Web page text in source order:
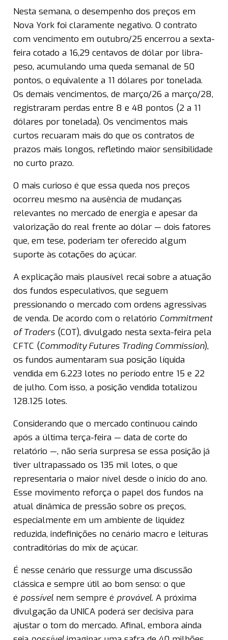
Nesta semana, o desempenho dos preços em
Nova York foi claramente negativo. O contrato
com vencimento em outubro/25 encerrou a sexta-
feira cotado a 16,29 centavos de dólar por libra-
peso, acumulando uma queda semanal de 50
pontos, o equivalente a 11 dólares por tonelada.
Os demais vencimentos, de março/26 a março/28,
registraram perdas entre 8 e 48 pontos (2 a 11
dólares por tonelada). Os vencimentos mais
curtos recuaram mais do que os contratos de
prazos mais longos, refletindo maior sensibilidade
no curto prazo.
O mais curioso é que essa queda nos preços
ocorreu mesmo na ausência de mudanças
relevantes no mercado de energia e apesar da
valorização do real frente ao dólar — dois fatores
que, em tese, poderiam ter oferecido algum
suporte às cotações do açúcar.
A explicação mais plausível recai sobre a atuação
dos fundos especulativos, que seguem
pressionando o mercado com ordens agressivas
de venda. De acordo com o relatório Commitment
of Traders (COT), divulgado nesta sexta-feira pela
CFTC (Commodity Futures Trading Commission),
os fundos aumentaram sua posição líquida
vendida em 6.223 lotes no período entre 15 e 22
de julho. Com isso, a posição vendida totalizou
128.125 lotes.
Considerando que o mercado continuou caindo
após a última terça-feira — data de corte do
relatório —, não seria surpresa se essa posição já
tiver ultrapassado os 135 mil lotes, o que
representaria o maior nível desde o início do ano.
Esse movimento reforça o papel dos fundos na
atual dinâmica de pressão sobre os preços,
especialmente em um ambiente de liquidez
reduzida, indefinições no cenário macro e leituras
contraditórias do mix de açúcar.
É nesse cenário que ressurge uma discussão
clássica e sempre útil ao bom senso: o que
é possível nem sempre é provável. A próxima
divulgação da UNICA poderá ser decisiva para
ajustar o tom do mercado. Afinal, embora ainda